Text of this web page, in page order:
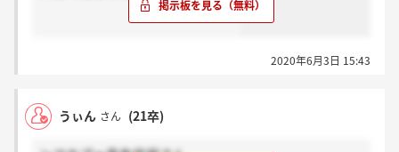
2020年6月3日 15:43
うぃん さん (21卒)